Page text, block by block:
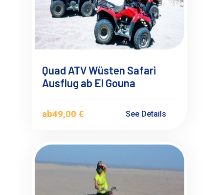
Quad ATV Wüsten Safari
Ausflug ab El Gouna
ab49,00 € See Details